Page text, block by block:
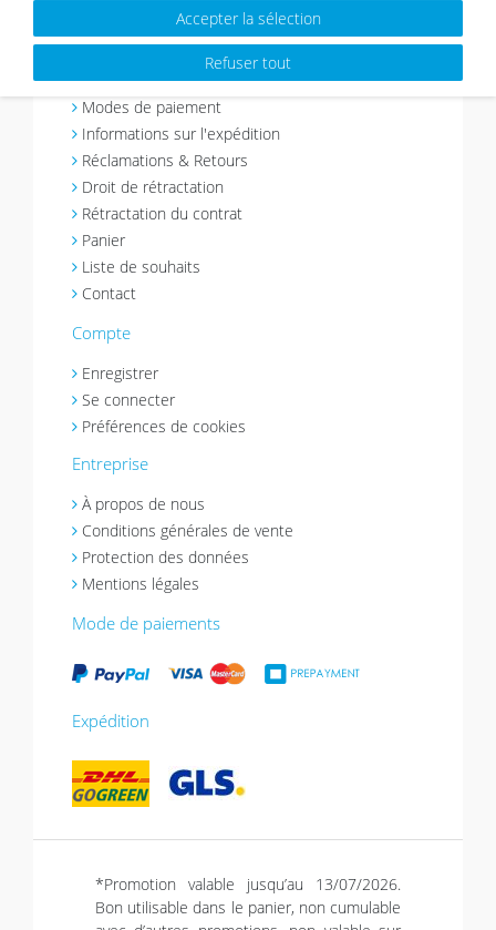
En savoir plus sur Photolini » >>
Modes de paiement
Informations sur l'expédition
Réclamations & Retours
Droit de rétractation
Rétractation du contrat
Panier
Liste de souhaits
Contact
Compte
Enregistrer
Se connecter
Préférences de cookies
Entreprise
À propos de nous
Conditions générales de vente
Protection des données
Mentions légales
Mode de paiements
Expédition
*Promotion valable jusqu’au 13/07/2026.
Bon utilisable dans le panier, non cumulable
Accepter la sélection
Refuser tout